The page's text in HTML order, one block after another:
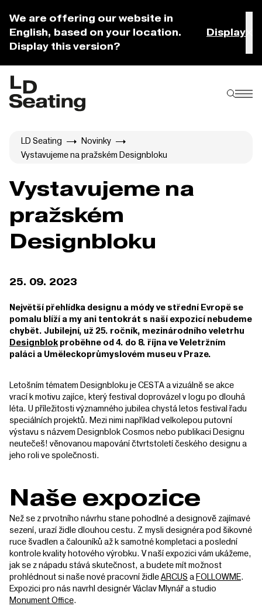
We are offering our website in
English, based on your location.
Display this version?
Display
LD Seating
Novinky
Vystavujeme na pražském Designbloku
Vystavujeme na
pražském
Designbloku
25. 09. 2023
Největší přehlídka designu a módy ve střední Evropě se
pomalu blíží a my ani tentokrát s naší expozicí nebudeme
chybět. Jubilejní, už 25. ročník, mezinárodního veletrhu
Designblokproběhne od 4. do 8. října ve Veletržním
paláci a Uměleckoprůmyslovém museu v Praze.
Letošním tématem Designbloku je CESTA a vizuálně se akce
vrací k motivu zajíce, který festival doprovázel v logu po dlouhá
léta. U příležitosti významného jubilea chystá letos festival řadu
speciálních projektů. Mezi nimi například velkolepou putovní
výstavu s názvem Designblok Cosmos nebo publikaci Designu
neutečeš! věnovanou mapování čtvrtstoletí českého designu a
jeho roli ve společnosti.
Naše expozice
Než se z prvotního návrhu stane pohodlné a designově zajímavé
sezení, urazí židle dlouhou cestu. Z mysli designéra pod šikovné
ruce švadlen a čalouníků až k samotné kompletaci a poslední
kontrole kvality hotového výrobku. V naší expozici vám ukážeme,
jak se z nápadu stává skutečnost, a budete mít možnost
prohlédnout si naše nové pracovní židleARCUS aFOLLOWME.
Expozici pro nás navrhl designér Václav Mlynář a studio
Monument Office.